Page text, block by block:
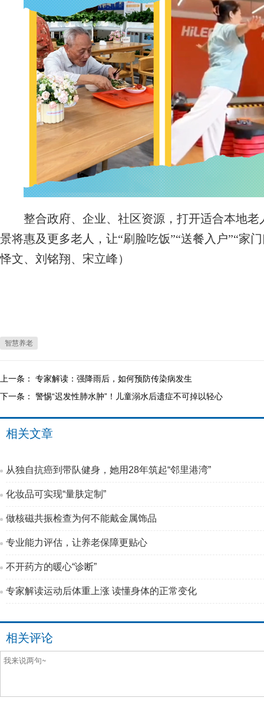
整合政府、企业、社区资源，打开适合本地老
景将惠及更多老人，让“刷脸吃饭”“送餐入户”“家
怿文、刘铭翔、宋立峰）
智慧养老
上一条： 专家解读：强降雨后，如何预防传染病发生
下一条： 警惕“迟发性肺水肿”！儿童溺水后遗症不可掉以轻心
相关文章
从独自抗癌到带队健身，她用28年筑起“邻里港湾”
化妆品可实现“量肤定制”
做核磁共振检查为何不能戴金属饰品
专业能力评估，让养老保障更贴心
不开药方的暖心“诊断”
专家解读运动后体重上涨 读懂身体的正常变化
相关评论